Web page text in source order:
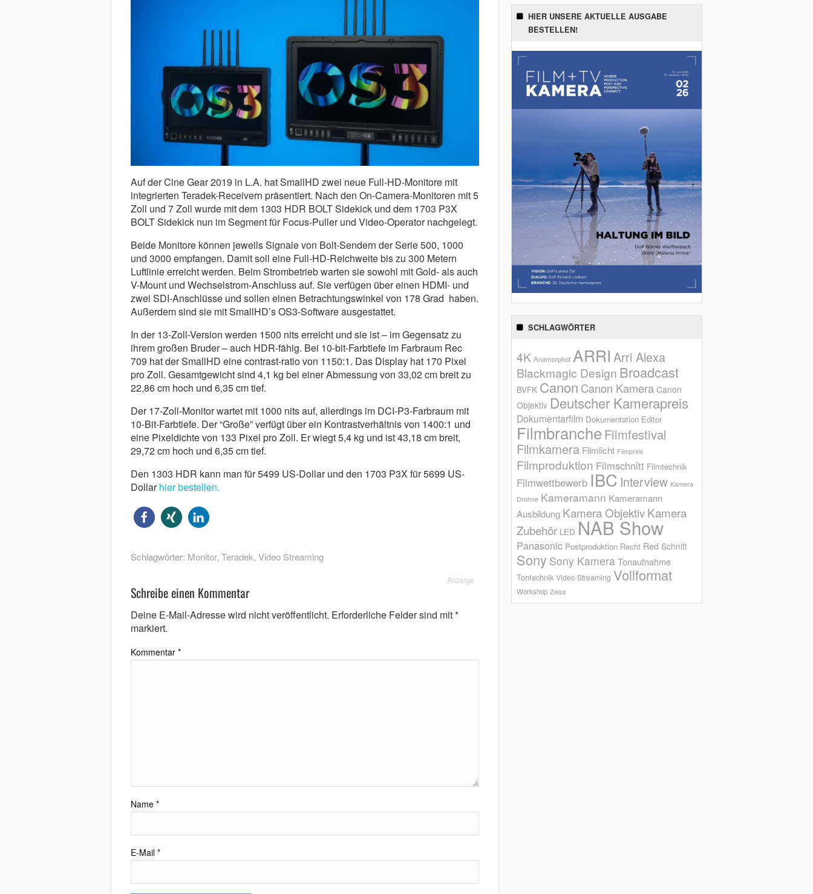
Auf der Cine Gear 2019 in L.A. hat SmallHD zwei neue Full-HD-Monitore mit
integrierten Teradek-Receivern präsentiert. Nach den On-Camera-Monitoren mit 5
Zoll und 7 Zoll wurde mit dem 1303 HDR BOLT Sidekick und dem 1703 P3X
BOLT Sidekick nun im Segment für Focus-Puller und Video-Operator nachgelegt.
Beide Monitore können jeweils Signale von Bolt-Sendern der Serie 500, 1000
und 3000 empfangen. Damit soll eine Full-HD-Reichweite bis zu 300 Metern
Luftlinie erreicht werden. Beim Strombetrieb warten sie sowohl mit Gold- als auch
V-Mount und Wechselstrom-Anschluss auf. Sie verfügen über einen HDMI- und
zwei SDI-Anschlüsse und sollen einen Betrachtungswinkel von 178 Grad haben.
Außerdem sind sie mit SmallHD’s OS3-Software ausgestattet.
In der 13-Zoll-Version werden 1500 nits erreicht und sie ist – im Gegensatz zu
ihrem großen Bruder – auch HDR-fähig. Bei 10-bit-Farbtiefe im Farbraum Rec
709 hat der SmallHD eine contrast-ratio von 1150:1. Das Display hat 170 Pixel
pro Zoll. Gesamtgewicht sind 4,1 kg bei einer Abmessung von 33,02 cm breit zu
22,86 cm hoch und 6,35 cm tief.
Der 17-Zoll-Monitor wartet mit 1000 nits auf, allerdings im DCI-P3-Farbraum mit
10-Bit-Farbtiefe. Der “Große” verfügt über ein Kontrastverhältnis von 1400:1 und
eine Pixeldichte von 133 Pixel pro Zoll. Er wiegt 5,4 kg und ist 43,18 cm breit,
29,72 cm hoch und 6,35 cm tief.
Den 1303 HDR kann man für 5499 US-Dollar und den 1703 P3X für 5699 US-
Dollarhier bestellen.
Schlagwörter: Monitor, Teradek, Video Streaming
Anzeige
Schreibe einen Kommentar
Deine E-Mail-Adresse wird nicht veröffentlicht. Erforderliche Felder sind mit*
markiert.
Kommentar *
Name *
E-Mail *
HIER UNSERE AKTUELLE AUSGABE
BESTELLEN!
SCHLAGWÖRTER
4K Anamorphot ARRI Arri Alexa
Blackmagic Design Broadcast
BVFK Canon Canon Kamera Canon
Objektiv Deutscher Kamerapreis
Dokumentarfilm Dokumentation Editor
Filmbranche Filmfestival
Filmkamera Filmlicht Filmpreis
Filmproduktion Filmschnitt Filmtechnik
Filmwettbewerb IBC Interview Kamera
Drohne Kameramann Kameramann
Ausbildung Kamera ObjektivKamera
Zubehör LED NAB Show
Panasonic Postproduktion Recht Red Schnitt
Sony Sony KameraTonaufnahme
Tontechnik Video Streaming Vollformat
Workshop Zeiss